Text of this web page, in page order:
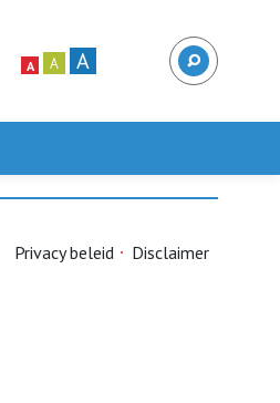
A A A
Privacy beleid Disclaimer